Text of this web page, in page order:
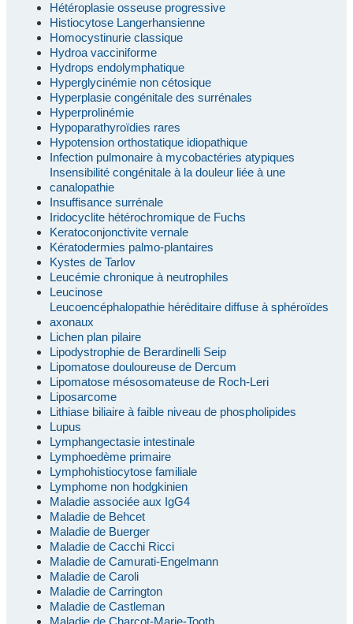
Hétéroplasie osseuse progressive
Histiocytose Langerhansienne
Homocystinurie classique
Hydroa vacciniforme
Hydrops endolymphatique
Hyperglycinémie non cétosique
Hyperplasie congénitale des surrénales
Hyperprolinémie
Hypoparathyroïdies rares
Hypotension orthostatique idiopathique
Infection pulmonaire à mycobactéries atypiques
Insensibilité congénitale à la douleur liée à une
canalopathie
Insuffisance surrénale
Iridocyclite hétérochromique de Fuchs
Keratoconjonctivite vernale
Kératodermies palmo-plantaires
Kystes de Tarlov
Leucémie chronique à neutrophiles
Leucinose
Leucoencéphalopathie héréditaire diffuse à sphéroïdes
axonaux
Lichen plan pilaire
Lipodystrophie de Berardinelli Seip
Lipomatose douloureuse de Dercum
Lipomatose mésosomateuse de Roch-Leri
Liposarcome
Lithiase biliaire à faible niveau de phospholipides
Lupus
Lymphangectasie intestinale
Lymphoedème primaire
Lymphohistiocytose familiale
Lymphome non hodgkinien
Maladie associée aux IgG4
Maladie de Behcet
Maladie de Buerger
Maladie de Cacchi Ricci
Maladie de Camurati-Engelmann
Maladie de Caroli
Maladie de Carrington
Maladie de Castleman
Maladie de Charcot-Marie-Tooth